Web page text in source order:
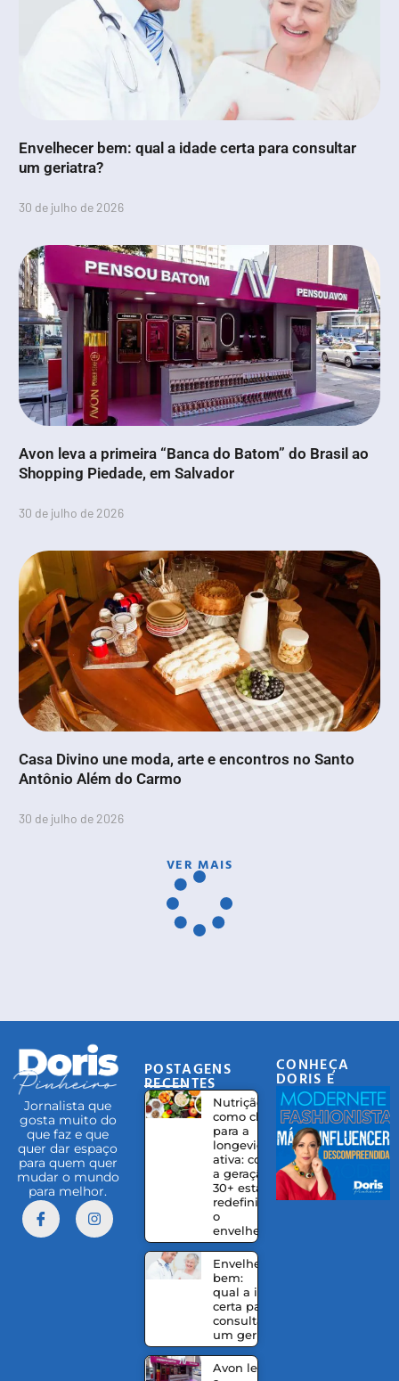
Envelhecer bem: qual a idade certa para consultar
um geriatra?
30 de julho de 2026
Avon leva a primeira “Banca do Batom” do Brasil ao
Shopping Piedade, em Salvador
30 de julho de 2026
Casa Divino une moda, arte e encontros no Santo
Antônio Além do Carmo
30 de julho de 2026
VER MAIS
Jornalista que
gosta muito do
que faz e que
quer dar espaço
para quem quer
mudar o mundo
para melhor.
POSTAGENS
RECENTES
Nutrição
como chave
para a
longevidade
ativa: como
a geração
30+ está
redefinindo
o
envelhecer
Envelhecer
bem:
qual a idade
certa para
consultar
um geriatra?
Avon leva
CONHEÇA
DORIS E
EQUIPE